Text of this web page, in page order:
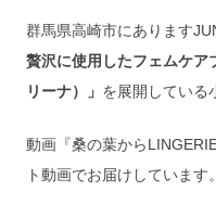
群馬県高崎市にあります
贅沢に使用したフェムケア
リーナ）」 を展開している
動画『桑の葉から
ト動画でお届けしています。